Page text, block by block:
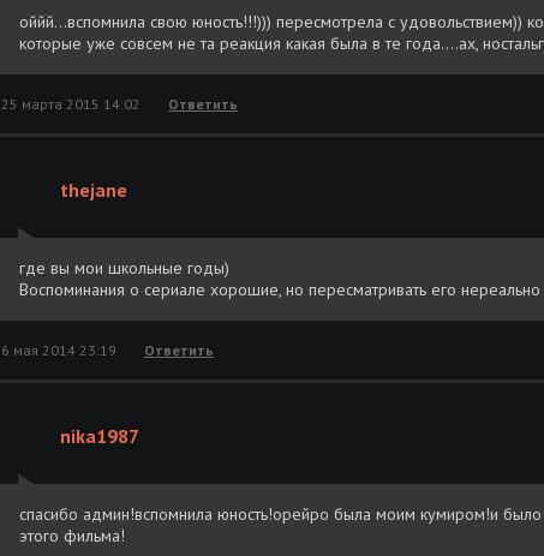
оййй...вспомнила свою юность!!!))) пересмотрела с удовольствием))
которые уже совсем не та реакция какая была в те года....ах,
25 марта 2015 14:02 Ответить
thejane
где вы мои школьные годы)
Воспоминания о сериале хорошие, но пересматривать его нереально
6 мая 2014 23:19 Ответить
nika1987
спасибо админ!вспомнила юность!орейро была моим кумиром!и было
этого фильма!